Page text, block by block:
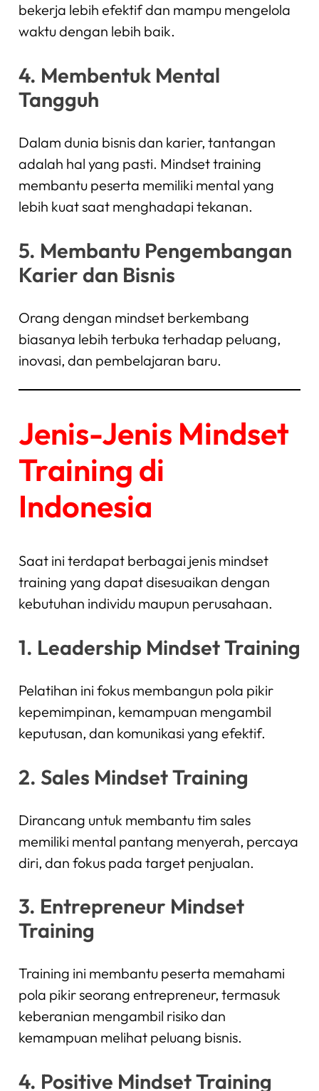
bekerja lebih efektif dan mampu mengelola
waktu dengan lebih baik.
4. Membentuk Mental
Tangguh
Dalam dunia bisnis dan karier, tantangan
adalah hal yang pasti. Mindset training
membantu peserta memiliki mental yang
lebih kuat saat menghadapi tekanan.
5. Membantu Pengembangan
Karier dan Bisnis
Orang dengan mindset berkembang
biasanya lebih terbuka terhadap peluang,
inovasi, dan pembelajaran baru.
Jenis-Jenis Mindset
Training di
Indonesia
Saat ini terdapat berbagai jenis mindset
training yang dapat disesuaikan dengan
kebutuhan individu maupun perusahaan.
1. Leadership Mindset Training
Pelatihan ini fokus membangun pola pikir
kepemimpinan, kemampuan mengambil
keputusan, dan komunikasi yang efektif.
2. Sales Mindset Training
Dirancang untuk membantu tim sales
memiliki mental pantang menyerah, percaya
diri, dan fokus pada target penjualan.
3. Entrepreneur Mindset
Training
Training ini membantu peserta memahami
pola pikir seorang entrepreneur, termasuk
keberanian mengambil risiko dan
kemampuan melihat peluang bisnis.
4. Positive Mindset Training